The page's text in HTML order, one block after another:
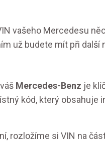
vašeho Mercedesu
už budete mít při další
Mercedes-Benz je
kód, který obsahuje
rozložíme si VIN na